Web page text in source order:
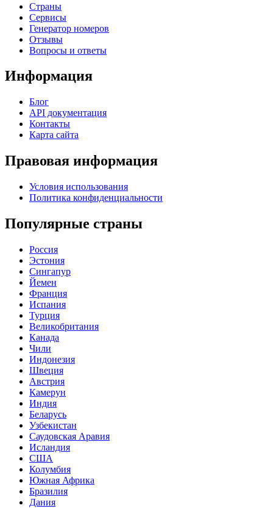
Страны
Сервисы
Генератор номеров
Отзывы
Вопросы и ответы
Информация
Блог
API документация
Контакты
Карта сайта
Правовая информация
Условия использования
Политика конфиденциальности
Популярные страны
Россия
Эстония
Сингапур
Йемен
Франция
Испания
Турция
Великобритания
Канада
Чили
Индонезия
Швеция
Австрия
Камерун
Индия
Беларусь
Узбекистан
Саудовская Аравия
Исландия
США
Колумбия
Южная Африка
Бразилия
Дания